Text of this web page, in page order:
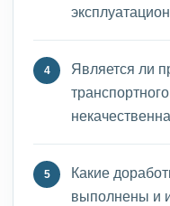
Является ли
Какие
выполнены и